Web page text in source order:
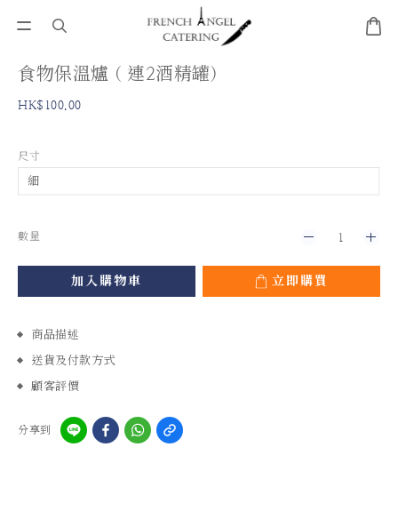
食物保溫爐 ( 連2酒精罐)
HK$100.00
尺寸
數量
加入購物車 立即購買
商品描述
送貨及付款方式
顧客評價
分享到